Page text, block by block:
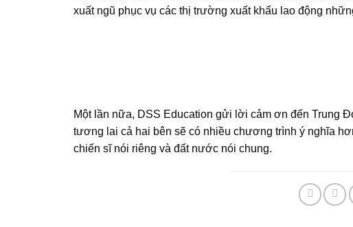
xuất ngũ phục vụ các thị trường xuất khẩu lao động
Một lần nữa, DSS Education gửi lời cảm ơn đến Trung
tương lai cả hai bên sẽ có nhiều chương trình ý nghĩa
chiến sĩ nói riêng và đất nước nói chung.